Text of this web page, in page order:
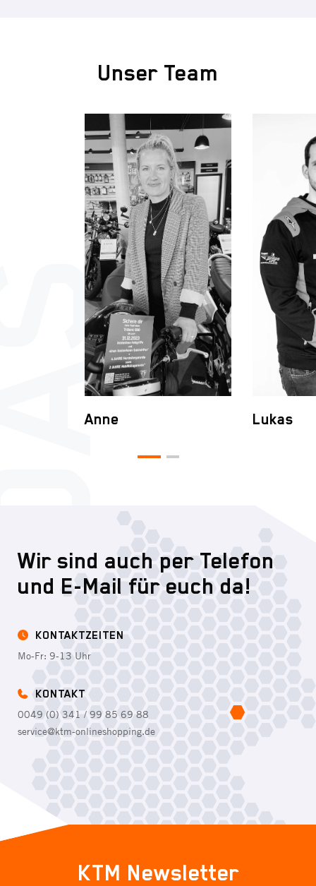
Unser Team
Anne Lukas
Wir sind auch per Telefon
und E-Mail für euch da!
KONTAKTZEITEN
Mo-Fr: 9-13 Uhr
KONTAKT
0049 (0) 341 / 99 85 69 88
service@ktm-onlineshopping.de
KTM Newsletter